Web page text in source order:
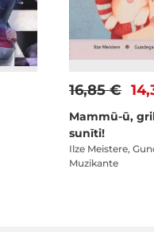
16,85 €
Mammū-ū,
sunīti!
Ilze Meistere,
Muzikante